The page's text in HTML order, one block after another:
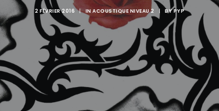
2 FÉVRIER 2016 | IN ACOUSTIQUE NIVEAU 2 | BYPYP